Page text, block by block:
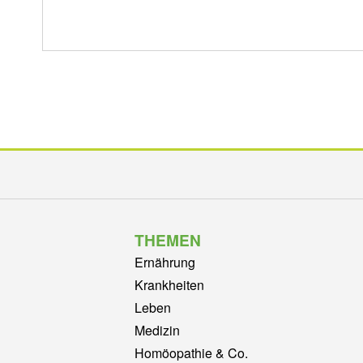
THEMEN
Ernährung
Krankheiten
Leben
Medizin
Homöopathie & Co.